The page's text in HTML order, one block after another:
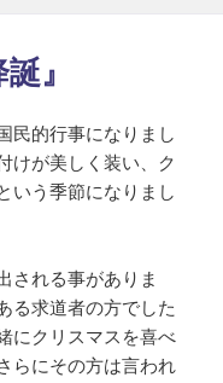
誕』
民的行事になりまし
けが美しく装い、ク
いう季節になりまし
される事がありま
る求道者の方でした
にクリスマスを喜べ
らにその方は言われ